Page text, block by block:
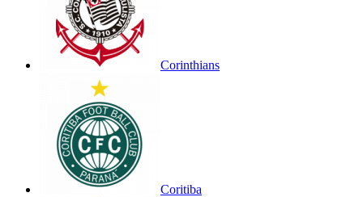
Corinthians
Coritiba